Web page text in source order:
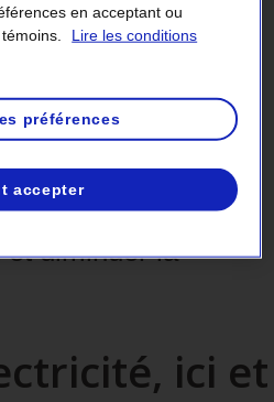
de la
d’efficacité
réduire la
diminuer la
ici et
en acceptant ou
Lire les conditions
préférences
accepter